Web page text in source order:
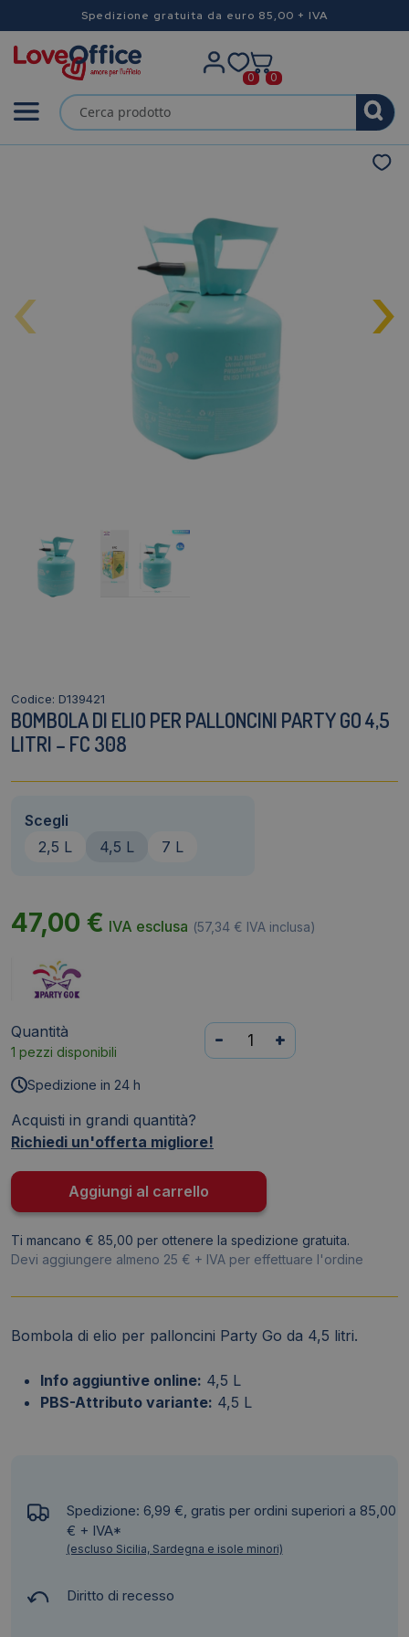
Spedizione gratuita da euro 85,00 + IVA
0 0
‹ ›
Codice: D139421
BOMBOLA DI ELIO PER PALLONCINI PARTY GO 4,5
LITRI – FC 308
Scegli
2,5 L
4,5 L 7 L
47,00 € IVA esclusa (57,34 € IVA inclusa)
Quantità
1 pezzi disponibili
Bombola
di
Party
4,5
litri
FC
quantità
- +
Spedizione in 24 h
Acquisti in grandi quantità?
Richiedi un'offerta migliore!
Aggiungi al carrello
Ti mancano € 85,00 per ottenere la spedizione gratuita.
Devi aggiungere almeno 25 € + IVA per effettuare l'ordine
Bombola di elio per palloncini Party Go da 4,5 litri.
Info aggiuntive online: 4,5 L
PBS-Attributo variante: 4,5 L
Spedizione: 6,99 €, gratis per ordini superiori a 85,00
€ + IVA*
(escluso Sicilia, Sardegna e isole minori)
Diritto di recesso